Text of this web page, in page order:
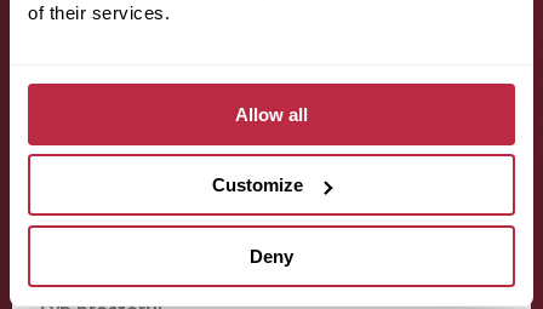
of their services.
Allow all
Customize
Deny
Telefon (povinné):
Odhadovaná plocha místnosti: